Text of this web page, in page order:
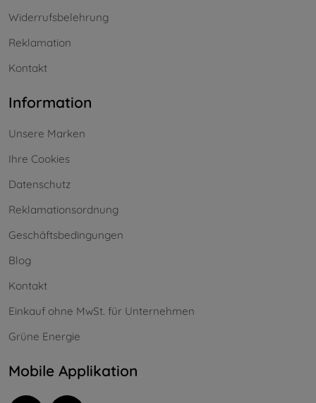
Widerrufsbelehrung
Reklamation
Kontakt
Information
Unsere Marken
Ihre Cookies
Datenschutz
Reklamationsordnung
Geschäftsbedingungen
Blog
Kontakt
Einkauf ohne MwSt. für Unternehmen
Grüne Energie
Mobile Applikation